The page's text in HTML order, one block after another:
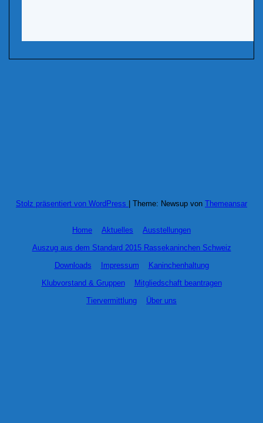
Stolz präsentiert von WordPress Theme: Newsup von Themeansar
Home Aktuelles
Ausstellungen
Auszug aus dem Standard 2015 Rassekaninchen Schweiz
Downloads
Impressum
Kaninchenhaltung
Klubvorstand & Gruppen
Mitgliedschaft beantragen
Tiervermittlung
Über uns